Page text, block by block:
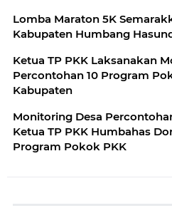
Lomba Maraton 5K
Kabupaten Humbang
Ketua TP PKK Laksanakan
Percontohan 10 Program
Kabupaten
Monitoring Desa
Ketua TP PKK Humbahas
Program Pokok PKK